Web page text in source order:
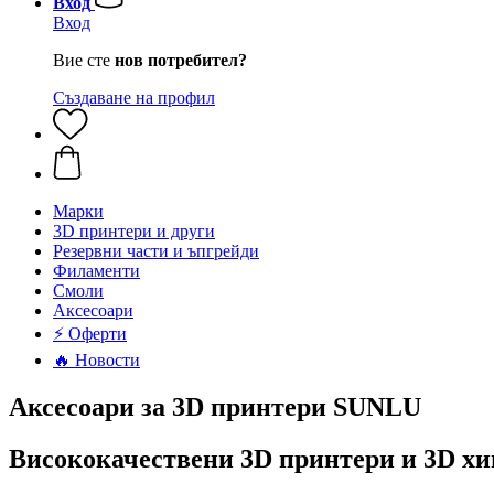
Вход
Вие сте нов потребител?
Създаване на профил
Mарки
3D принтери и други
Резервни части и ъпгрейди
Филаменти
Смоли
Аксесоари
⚡ Оферти
🔥 Новости
Аксесоари за 3D принтери SUNLU
Висококачествени 3D принтери и 3D